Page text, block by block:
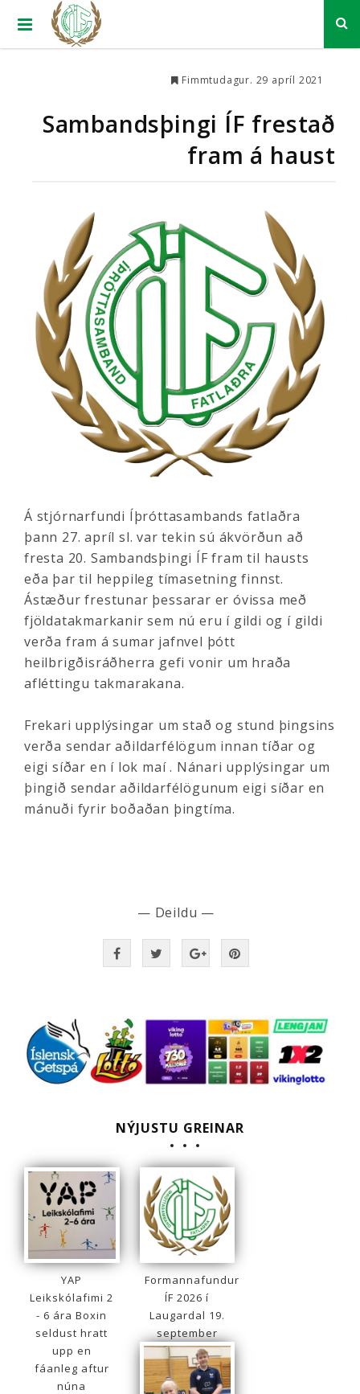
Fimmtudagur. 29 apríl 2021
Sambandsþingi ÍF frestað
fram á haust
Á stjórnarfundi Íþróttasambands fatlaðra
þann 27. apríl sl. var tekin sú ákvörðun að
fresta 20. Sambandsþingi ÍF fram til hausts
eða þar til heppileg tímasetning finnst.
Ástæður frestunar þessarar er óvissa með
fjöldatakmarkanir sem nú eru í gildi og í gildi
verða fram á sumar jafnvel þótt
heilbrigðisráðherra gefi vonir um hraða
afléttingu takmarakana.
Frekari upplýsingar um stað og stund þingsins
verða sendar aðildarfélögum innan tíðar og
eigi síðar en í lok maí . Nánari upplýsingar um
þingið sendar aðildarfélögunum eigi síðar en
mánuði fyrir boðaðan þingtíma.
— Deildu —
NÝJUSTU GREINAR
YAP
Leikskólafimi 2
- 6 ára Boxin
seldust hratt
upp en
fáanleg aftur
núna
Formannafundur
ÍF 2026 í
Laugardal 19.
september